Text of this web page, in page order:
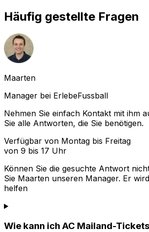
Häufig gestellte Fragen
Maarten
Manager bei ErlebeFussball
Nehmen Sie einfach Kontakt mit ihm
Sie alle Antworten, die Sie benötigen.
Verfügbar von Montag bis Freitag
von 9 bis 17 Uhr
Können Sie die gesuchte Antwort
Sie Maarten unseren Manager. Er
helfen
Wie kann ich AC Mailand-